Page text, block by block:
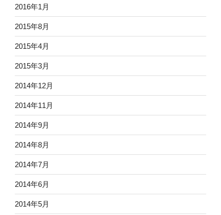
2016年1月
2015年8月
2015年4月
2015年3月
2014年12月
2014年11月
2014年9月
2014年8月
2014年7月
2014年6月
2014年5月